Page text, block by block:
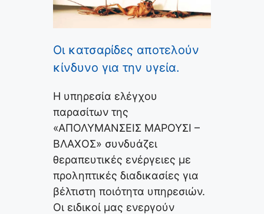
Οι κατσαρίδες αποτελούν
κίνδυνο για την υγεία.
Η υπηρεσία ελέγχου
παρασίτων της
«ΑΠΟΛΥΜΑΝΣΕΙΣ ΜΑΡΟΥΣΙ –
ΒΛΑΧΟΣ» συνδυάζει
θεραπευτικές ενέργειες με
προληπτικές διαδικασίες για
βέλτιστη ποιότητα υπηρεσιών.
Οι ειδικοί μας ενεργούν